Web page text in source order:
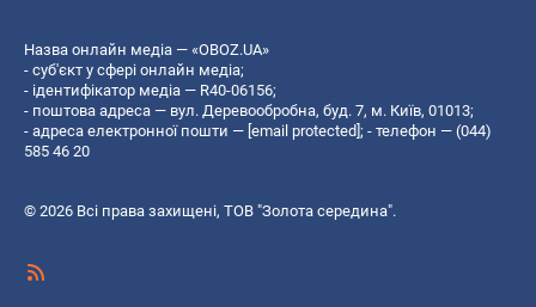
Назва онлайн медіа — «OBOZ.UA»
- суб'єкт у сфері онлайн медіа;
- ідентифікатор медіа — R40-06156;
- поштова адреса — вул. Деревообробна, буд. 7, м. Київ, 01013;
- адреса електронної пошти — [email protected]; - телефон — (044)
585 46 20
© 2026 Всі права захищені, ТОВ "Золота середина".